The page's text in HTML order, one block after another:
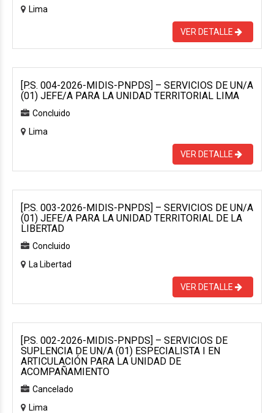
Lima
VER DETALLE
[P.S. 004-2026-MIDIS-PNPDS] – SERVICIOS DE UN/A
(01) JEFE/A PARA LA UNIDAD TERRITORIAL LIMA
Concluido
Lima
VER DETALLE
[P.S. 003-2026-MIDIS-PNPDS] – SERVICIOS DE UN/A
(01) JEFE/A PARA LA UNIDAD TERRITORIAL DE LA
LIBERTAD
Concluido
La Libertad
VER DETALLE
[P.S. 002-2026-MIDIS-PNPDS] – SERVICIOS DE
SUPLENCIA DE UN/A (01) ESPECIALISTA I EN
ARTICULACIÓN PARA LA UNIDAD DE
ACOMPAÑAMIENTO
Cancelado
Lima